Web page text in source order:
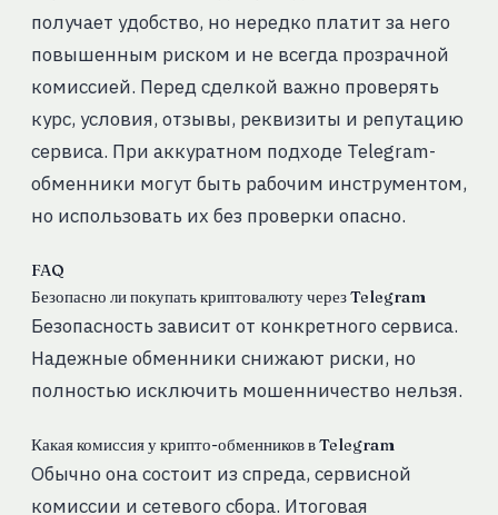
получает удобство, но нередко платит за него
повышенным риском и не всегда прозрачной
комиссией. Перед сделкой важно проверять
курс, условия, отзывы, реквизиты и репутацию
сервиса. При аккуратном подходе Telegram-
обменники могут быть рабочим инструментом,
но использовать их без проверки опасно.
FAQ
Безопасно ли покупать криптовалюту через Telegram
Безопасность зависит от конкретного сервиса.
Надежные обменники снижают риски, но
полностью исключить мошенничество нельзя.
Какая комиссия у крипто-обменников в Telegram
Обычно она состоит из спреда, сервисной
комиссии и сетевого сбора. Итоговая